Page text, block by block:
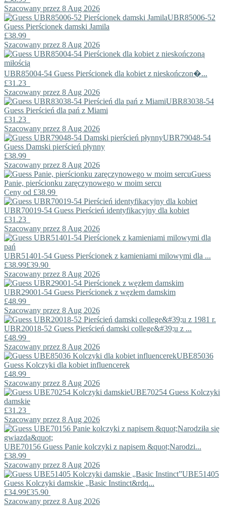
Szacowany przez 8 Aug 2026
UBR85006-52
Guess Pierścionek damski Jamila
£38.99
Szacowany przez 8 Aug 2026
UBR85004-54 Guess Pierścionek dla kobiet z nieskończon�...
£31.23
Szacowany przez 8 Aug 2026
UBR83038-54
Guess Pierścień dla pań z Miami
£31.23
Szacowany przez 8 Aug 2026
UBR79048-54
Guess Damski pierścień płynny
£38.99
Szacowany przez 8 Aug 2026
Guess
Panie, pierścionku zaręczynowego w moim sercu
Ceny od £38.99
UBR70019-54 Guess Pierścień identyfikacyjny dla kobiet
£31.23
Szacowany przez 8 Aug 2026
UBR51401-54 Guess Pierścionek z kamieniami milowymi dla ...
£38.99£39.90
Szacowany przez 8 Aug 2026
UBR29001-54 Guess Pierścionek z węzłem damskim
£48.99
Szacowany przez 8 Aug 2026
UBR20018-52 Guess Pierścień damski college&#39;u z ...
£48.99
Szacowany przez 8 Aug 2026
UBE85036
Guess Kolczyki dla kobiet influencerek
£48.99
Szacowany przez 8 Aug 2026
UBE70254 Guess Kolczyki
damskie
£31.23
Szacowany przez 8 Aug 2026
UBE70156 Guess Panie kolczyki z napisem &quot;Narodzi...
£38.99
Szacowany przez 8 Aug 2026
UBE51405
Guess Kolczyki damskie „Basic Instinct&rdq...
£34.99£35.90
Szacowany przez 8 Aug 2026